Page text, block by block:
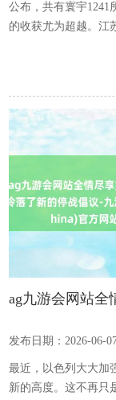
公布，共有寰宇1241
的收获尤为超越。江
科强校南航、南理
皆思知说念这些学
行中，南大在寰宇排
ag九游会网站全
方网站-真人游戏
发布日期：2026-06-
最近，以色列大大加
新的高度。这不再只